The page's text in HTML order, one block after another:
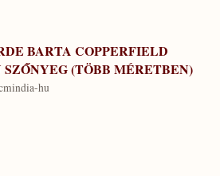
BARTA COPPERFIELD
(TÖBB MÉRETBEN)
india-hu